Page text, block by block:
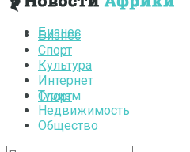
Бизнес
Спорт
Бизнес
Спорт
Культура
Интернет
Туризм
Недвижимость
Общество